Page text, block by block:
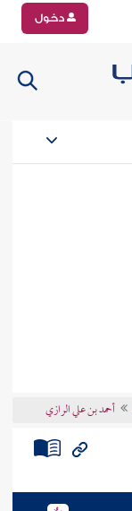
دخول
أحمد بن علي الرازي